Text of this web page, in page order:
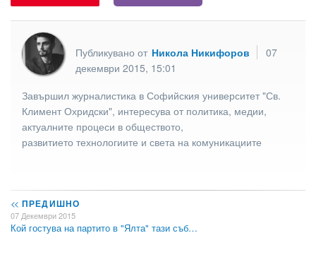
Публикувано от Никола Никифоров
07
декември 2015, 15:01
Завършил журналистика в Софийския университет "Св.
Климент Охридски", интересува от политика, медии,
актуалните процеси в обществото,
развитието технологиите и света на комуникациите
<< ПРЕДИШНО
07 Декември 2015
Кой гостува на партито в "Ялта" тази съб…